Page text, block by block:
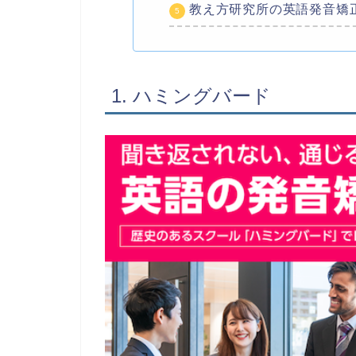
教え方研究所の英語発音矯
1. ハミングバード